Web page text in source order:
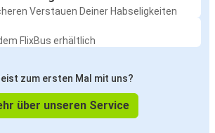
Verstauen Deiner Habseligkeiten
FlixBus erhältlich
zum ersten Mal mit uns?
über unseren Service